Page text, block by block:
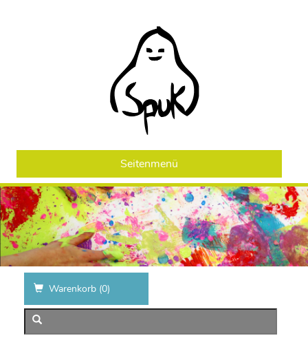
Seitenmenü
Warenkorb (0)